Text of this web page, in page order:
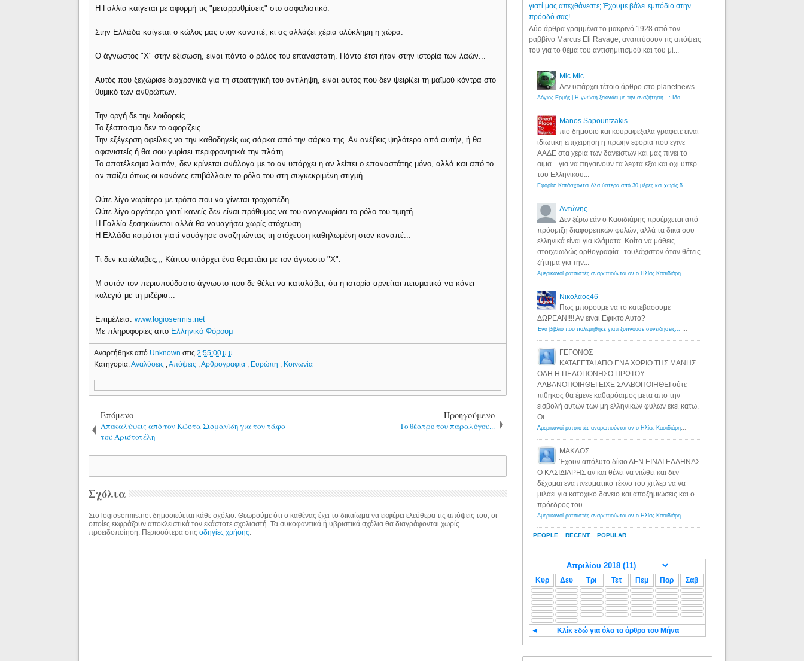
Η Γαλλία καίγεται με αφορμή τις "μεταρρυθμίσεις" στο ασφαλιστικό.
Στην Ελλάδα καίγεται ο κώλος μας στον καναπέ, κι ας αλλάζει χέρια ολόκληρη η χώρα.
Ο άγνωστος "Χ" στην εξίσωση, είναι πάντα ο ρόλος του επαναστάτη. Πάντα έτσι ήταν στην ιστορία των λαών...
Αυτός που ξεχώρισε διαχρονικά για τη στρατηγική του αντίληψη, είναι αυτός που δεν ψειρίζει τη μαϊμού κόντρα στο
θυμικό των ανθρώπων.
Την οργή δε την λοιδορείς..
Το ξέσπασμα δεν το αφορίζεις...
Την εξέγερση οφείλεις να την καθοδηγείς ως σάρκα από την σάρκα της. Αν ανέβεις ψηλότερα από αυτήν, ή θα
αφανιστείς ή θα σου γυρίσει περιφρονητικά την πλάτη..
Το αποτέλεσμα λοιπόν, δεν κρίνεται ανάλογα με το αν υπάρχει η αν λείπει ο επαναστάτης μόνο, αλλά και από το
αν παίζει όπως οι κανόνες επιβάλλουν το ρόλο του στη συγκεκριμένη στιγμή.
Ούτε λίγο νωρίτερα με τρόπο που να γίνεται τροχοπέδη...
Ούτε λίγο αργότερα γιατί κανείς δεν είναι πρόθυμος να του αναγνωρίσει το ρόλο του τιμητή.
Η Γαλλία ξεσηκώνεται αλλά θα ναυαγήσει χωρίς στόχευση...
Η Ελλάδα κοιμάται γιατί ναυάγησε αναζητώντας τη στόχευση καθηλωμένη στον καναπέ...
Τι δεν κατάλαβες;;; Κάπου υπάρχει ένα θεματάκι με τον άγνωστο "Χ".
Μ αυτόν τον περισπούδαστο άγνωστο που δε θέλει να καταλάβει, ότι η ιστορία αρνείται πεισματικά να κάνει
κολεγιά με τη μιζέρια...
Επιμέλεια:www.logiosermis.net
Με πληροφορίες απο Ελληνικό Φόρουμ
Αναρτήθηκε από Unknownστις2:55:00 μ.μ.
Κατηγορία:Αναλύσεις ,Απόψεις ,Αρθρογραφία Ευρώπη Κοινωνία
Επόμενο
Αποκαλύψεις από τον Κώστα Σισμανίδη για τον τάφο
του Αριστοτέλη
Προηγούμενο
Το θέατρο του παραλόγου...
Σχόλια
Στο logiosermis.net δημοσιεύεται κάθε σχόλιο. Θεωρούμε ότι ο καθένας έχει το δικαίωμα να εκφέρει ελεύθερα τις απόψεις του, οι
οποίες εκφράζουν αποκλειστικά τον εκάστοτε σχολιαστή. Τα συκοφαντικά ή υβριστικά σχόλια θα διαγράφονται χωρίς
προειδοποίηση. Περισσότερα στιςοδηγίες χρήσης
γιατί μας απεχθάνεστε; Έχουμε βάλει εμπόδιο στην
πρόοδό σας!
Δύο άρθρα γραμμένα το μακρινό 1928 από τον
ραββίνο Marcus Eli Ravage, αναπτύσουν τις απόψεις
του για το θέμα του αντισημιτισμού και του μί...
PEOPLE RECENT POPULAR
Mic Mic
Δεν υπάρχει τέτοιο άρθρο στο planetnews
Λόγιος Ερμής | Η γνώση ξεκινάει με την αναζήτηση...: Ιδού οι 18 που χρωστούν 11 δις ευρώ!
Manos Sapountzakis
πιο δημοσιο και κουραφεξαλα γραφετε ειναι
ιδιωτικη επιχειρηση η πρωην εφορια που εγινε
ΑΑΔΕ στα χερια των δανειστων και μας πινει το
αιμα... για να πηγαινουν τα λεφτα εξω και οχι υπερ
του Ελληνικου...
Εφορία: Κατάσχονται όλα ύστερα από 30 μέρες και χωρίς δικαστικές αποφάσεις - Λόγιος Ερμής
Αντώνης
Δεν ξέρω εάν ο Κασιδιάρης προέρχεται από
πρόσμιξη διαφορετικών φυλών, αλλά τα δικά σου
ελληνικά είναι για κλάματα. Κοίτα να μάθεις
στοιχειωδώς ορθογραφία...τουλάχιστον όταν θέτεις
ζήτημα για την...
Αμερικανοί ρατσιστές αναρωτιούνται αν ο Ηλίας Κασιδιάρης ανήκει στη λευκή φυλή... - Λόγιος Ερμής
Νικολαος46
Πως μπορουμε να το κατεβασουμε
ΔΩΡΕΑΝ!!!! Αν ειναι Εφικτο Αυτο?
Ένα βιβλίο που πολεμήθηκε γιατί ξυπνούσε συνειδήσεις... - Λόγιος Ερμής | Η γνώση ξεκινάει με την αναζήτηση...
ΓΕΓΟΝΟΣ
ΚΑΤΑΓΕΤΑΙ ΑΠΟ ΕΝΑ ΧΩΡΙΟ ΤΗΣ ΜΑΝΗΣ.
ΟΛΗ Η ΠΕΛΟΠΟΝΗΣΟ ΠΡΩΤΟΥ
ΑΛΒΑΝΟΠΟΙΗΘΕΙ ΕΙΧΕ ΣΛΑΒΟΠΟΙΗΘΕΙ ούτε
πίθηκος θα έμενε καθαρόαιμος μετα απο την
εισβολή αυτών των μη ελληνικών φυλων εκεί κατω.
Οι...
Αμερικανοί ρατσιστές αναρωτιούνται αν ο Ηλίας Κασιδιάρης ανήκει στη λευκή φυλή... - Λόγιος Ερμής
ΜΑΚΔΟΣ
Έχουν απόλυτο δίκιο ΔΕΝ ΕΙΝΑΙ ΕΛΛΗΝΑΣ
Ο ΚΑΣΙΔΙΑΡΗΣ αν και θέλει να νιώθει και δεν
δέχομαι ενα πνευματικό τέκνο του χιτλερ να να
μιλάει για κατοχικό δανειο και αποζημιώσεις και ο
πρόεδρος του...
Αμερικανοί ρατσιστές αναρωτιούνται αν ο Ηλίας Κασιδιάρης ανήκει στη λευκή φυλή... - Λόγιος Ερμής
Κυρ Δευ Τρι Τετ Πεμ Παρ Σαβ
◄ Κλίκ εδώ για όλα τα άρθρα του Μήνα